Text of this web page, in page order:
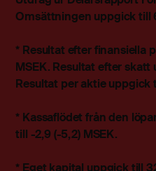
Omsättningen uppgick till
* Resultat efter finansiella
MSEK. Resultat efter skatt
Resultat per aktie uppgick
* Kassaflödet från den
till -2,9 (-5,2) MSEK.